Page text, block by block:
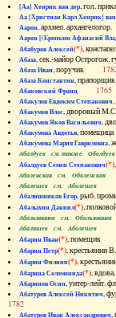
[Аа] Хенрик ван дер, гол.
Аа [Христиан Карл Хенрик] ван
Аарон, архиеп.
Аарон [(Еропкин Афанасий
Абабуров Алексей(*),
Абаза, сек.-майор
Абаза Иван, поручик
Абаза Константин,
Абаковский Франц 1765
Абакулов Евдоким Степанович
Абакумов Влас, дворовый
Абакумов Яков Васильевич,
Абакумова Авдотья,
Абакумова Мария Гавриловна,
Абалдуев см. также Оболдуев
Абалдуев Семен Степанович(*)
Абаленская см. Оболенская
Абалешев см. Аболешев
Абалишников Егор, рыб.
Абалыхин Даниил(*),
Абальянинов см. Обольянинов
Абаляшев см. Аболешев
Абарин Иван(*), помещик
Абарин Петр(*),
Абарин Филипп(*),
Абарина Соломонида(*),
Абаринов Осип, унтер-
Абатуров Алексей Никитич,
1782
Абатуров Иван Александрович,